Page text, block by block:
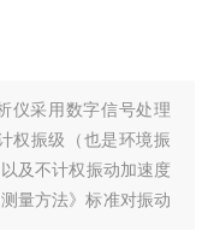
仪采用数字信号处理
权振级（也是环境振
及不计权振动加速度
量方法》标准对振动